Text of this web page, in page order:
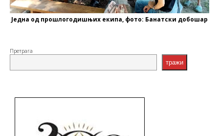
Једна од прошлогодишњих екипа, фото: Банатски добошар
Претрага
тражи